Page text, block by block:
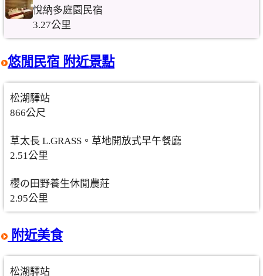
悅納多庭園民宿
3.27公里
悠閒民宿 附近景點
松湖驛站
866公尺
草太長 L.GRASS。草地開放式早午餐廳
2.51公里
櫻の田野養生休閒農莊
2.95公里
附近美食
松湖驛站